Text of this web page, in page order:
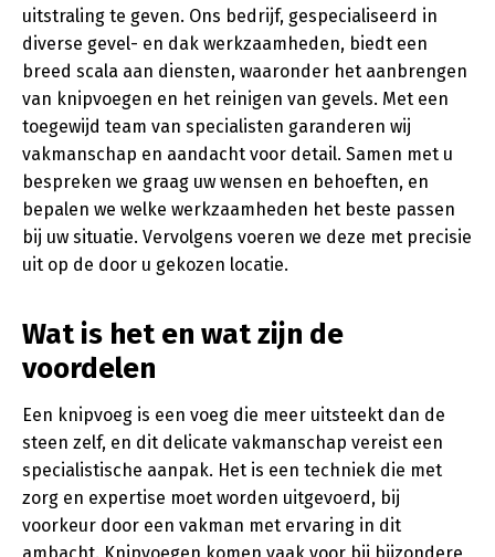
uitstraling te geven. Ons bedrijf, gespecialiseerd in
diverse gevel- en dak werkzaamheden, biedt een
breed scala aan diensten, waaronder het aanbrengen
van knipvoegen en het reinigen van gevels. Met een
toegewijd team van specialisten garanderen wij
vakmanschap en aandacht voor detail. Samen met u
bespreken we graag uw wensen en behoeften, en
bepalen we welke werkzaamheden het beste passen
bij uw situatie. Vervolgens voeren we deze met precisie
uit op de door u gekozen locatie.
Wat is het en wat zijn de
voordelen
Een knipvoeg is een voeg die meer uitsteekt dan de
steen zelf, en dit delicate vakmanschap vereist een
specialistische aanpak. Het is een techniek die met
zorg en expertise moet worden uitgevoerd, bij
voorkeur door een vakman met ervaring in dit